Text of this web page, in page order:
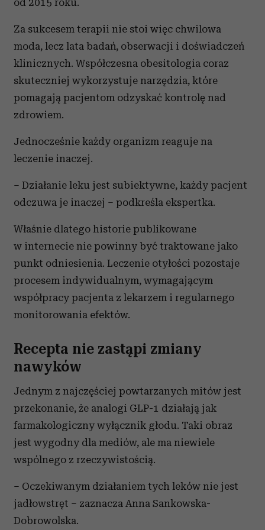
od 2015 roku.
Za sukcesem terapii nie stoi więc chwilowa
moda, lecz lata badań, obserwacji i doświadczeń
klinicznych. Współczesna obesitologia coraz
skuteczniej wykorzystuje narzędzia, które
pomagają pacjentom odzyskać kontrolę nad
zdrowiem.
Jednocześnie każdy organizm reaguje na
leczenie inaczej.
– Działanie leku jest subiektywne, każdy pacjent
odczuwa je inaczej – podkreśla ekspertka.
Właśnie dlatego historie publikowane
w internecie nie powinny być traktowane jako
punkt odniesienia. Leczenie otyłości pozostaje
procesem indywidualnym, wymagającym
współpracy pacjenta z lekarzem i regularnego
monitorowania efektów.
Recepta nie zastąpi zmiany
nawyków
Jednym z najczęściej powtarzanych mitów jest
przekonanie, że analogi GLP-1 działają jak
farmakologiczny wyłącznik głodu. Taki obraz
jest wygodny dla mediów, ale ma niewiele
wspólnego z rzeczywistością.
– Oczekiwanym działaniem tych leków nie jest
jadłowstręt – zaznacza Anna Sankowska-
Dobrowolska.